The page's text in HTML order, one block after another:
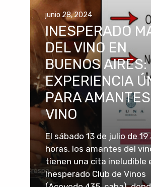
junio 28, 2024
INESPERADO
DEL VINO EN
BUENOS
EXPERIENCIA
PARA
VINO
El sábado 13 de julio de 19
horas, los amantes del
tienen una cita ineludible
Inesperado Club de Vinos